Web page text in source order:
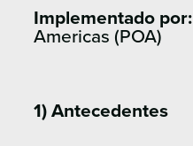
Implementado por:
Americas (POA)
1) Antecedentes